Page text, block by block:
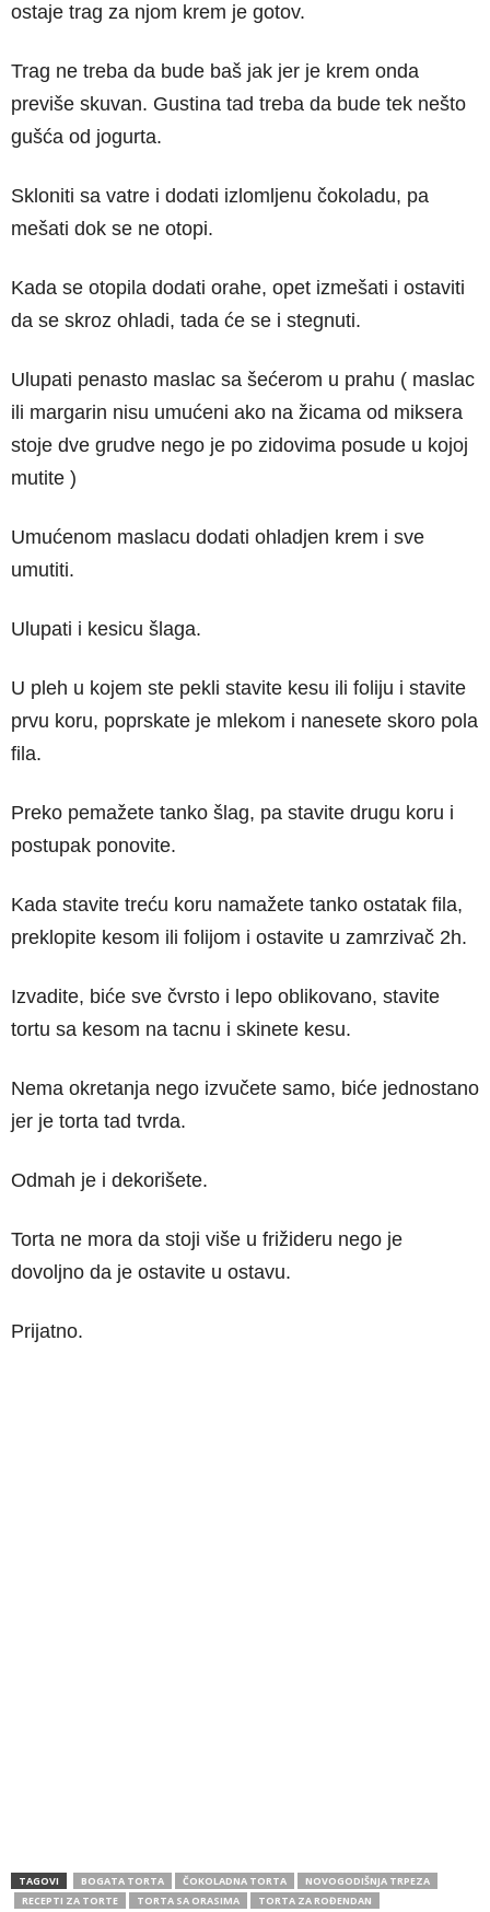
ostaje trag za njom krem je gotov.
Trag ne treba da bude baš jak jer je krem onda
previše skuvan. Gustina tad treba da bude tek nešto
gušća od jogurta.
Skloniti sa vatre i dodati izlomljenu čokoladu, pa
mešati dok se ne otopi.
Kada se otopila dodati orahe, opet izmešati i ostaviti
da se skroz ohladi, tada će se i stegnuti.
Ulupati penasto maslac sa šećerom u prahu ( maslac
ili margarin nisu umućeni ako na žicama od miksera
stoje dve grudve nego je po zidovima posude u kojoj
mutite )
Umućenom maslacu dodati ohladjen krem i sve
umutiti.
Ulupati i kesicu šlaga.
U pleh u kojem ste pekli stavite kesu ili foliju i stavite
prvu koru, poprskate je mlekom i nanesete skoro pola
fila.
Preko pemažete tanko šlag, pa stavite drugu koru i
postupak ponovite.
Kada stavite treću koru namažete tanko ostatak fila,
preklopite kesom ili folijom i ostavite u zamrzivač 2h.
Izvadite, biće sve čvrsto i lepo oblikovano, stavite
tortu sa kesom na tacnu i skinete kesu.
Nema okretanja nego izvučete samo, biće jednostano
jer je torta tad tvrda.
Odmah je i dekorišete.
Torta ne mora da stoji više u frižideru nego je
dovoljno da je ostavite u ostavu.
Prijatno.
TAGOVI BOGATA TORTA ČOKOLADNA TORTA
NOVOGODIŠNJA TRPEZA
RECEPTI ZA TORTE
TORTA SA ORASIMA TORTA ZA ROĐENDAN